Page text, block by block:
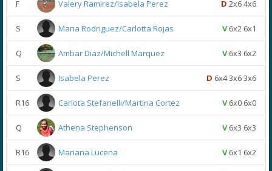
F Valery Ramirez/Isabela Perez D 2x6 4x6
S Maria Rodriguez/Carlotta Rojas V6x2 6x1
Q Ambar Diaz/Michell Marquez V6x3 6x2
S Isabela Perez D 6x4 3x6 3x6
R16 Carlota Stefanelli/Martina Cortez V6x0 6x0
Q Athena Stephenson V6x3 6x3
R16 Mariana Lucena V6x1 6x2